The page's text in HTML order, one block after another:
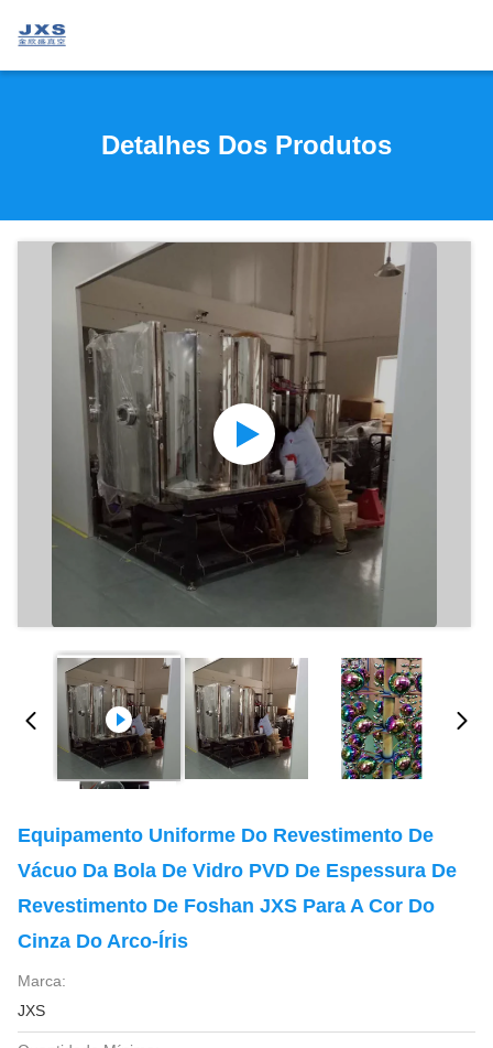
Detalhes Dos Produtos
Equipamento Uniforme Do Revestimento De
Vácuo Da Bola De Vidro PVD De Espessura De
Revestimento De Foshan JXS Para A Cor Do
Cinza Do Arco-Íris
Marca:
JXS